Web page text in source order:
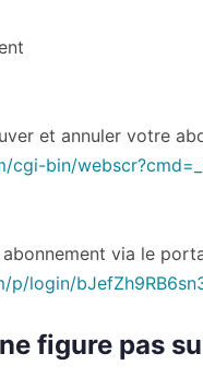
et annuler votre
cgi-bin/
via le
login/
figure pas